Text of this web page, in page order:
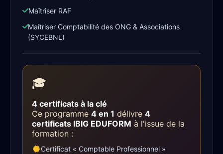
Maîtriser RAF
Maîtriser Comptabilité des ONG & Associations
(SYCEBNL)
🎓
4 certificats à la clé
Ce programme 4 en 1 délivre 4
certificats IBIG EDUFORM à l'issue de la
formation :
Certificat « Comptable Professionnel »